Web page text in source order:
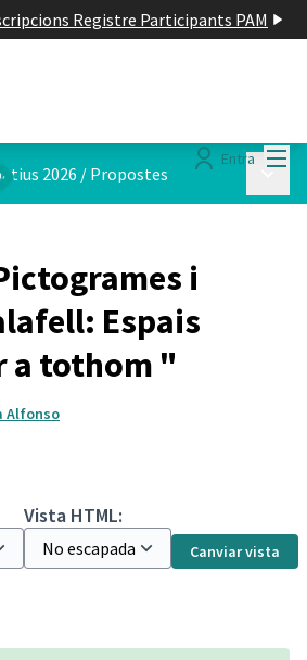
Registre Participants PAM
Entra
2026 / Propostes
i
Espais
a tothom "
Alfonso
Vista HTML:
Canviar vista